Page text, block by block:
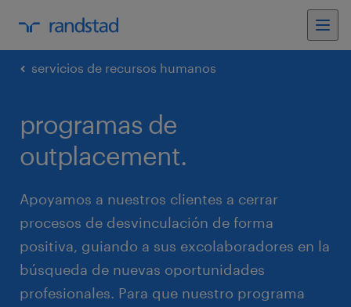
servicios de recursos humanos
programas de
outplacement.
Apoyamos a nuestros clientes a cerrar
procesos de desvinculación de forma
positiva, guiando a sus excolaboradores en la
búsqueda de nuevas oportunidades
profesionales. Para que nuestro programa